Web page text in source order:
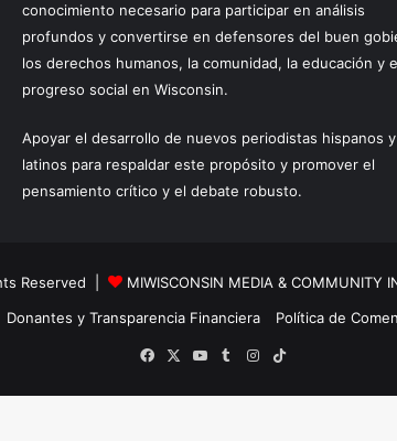
conocimiento necesario para participar en análisis
profundos y convertirse en defensores del buen
los derechos humanos, la comunidad, la educación y
progreso social en Wisconsin.
Apoyar el desarrollo de nuevos periodistas hispanos y
latinos para respaldar este propósito y promover el
pensamiento crítico y el debate robusto.
Reserved | MIWISCONSIN MEDIA & COMMUNITY
Donantes y Transparencia Financiera Política de
FacebookYouTubeTumblrInstagram
TikTok